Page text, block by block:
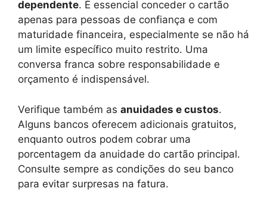
dependente. É essencial conceder o cartão
apenas para pessoas de confiança e com
maturidade financeira, especialmente se não há
um limite específico muito restrito. Uma
conversa franca sobre responsabilidade e
orçamento é indispensável.
Verifique também as anuidades e custos.
Alguns bancos oferecem adicionais gratuitos,
enquanto outros podem cobrar uma
porcentagem da anuidade do cartão principal.
Consulte sempre as condições do seu banco
para evitar surpresas na fatura.